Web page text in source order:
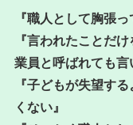
『職人として胸張
『言われたことだ
業員と呼ばれても言
『子どもが失望す
くない』